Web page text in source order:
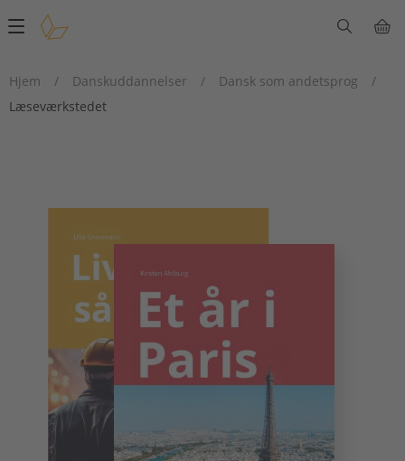
Main
Hjem
/ Danskuddannelser / Dansk som andetsprog
/
Læseværkstedet